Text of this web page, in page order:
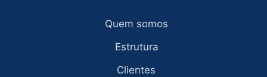
Quem somos
Estrutura
Clientes